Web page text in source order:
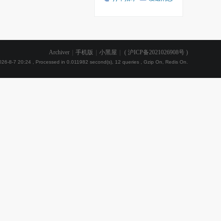
Archiver 手机版 小黑屋 ( 沪ICP备2021026908号 )
8-7 20:24 , Processed in 0.011982 second(s), 12 queries , Gzip On, Redis On.